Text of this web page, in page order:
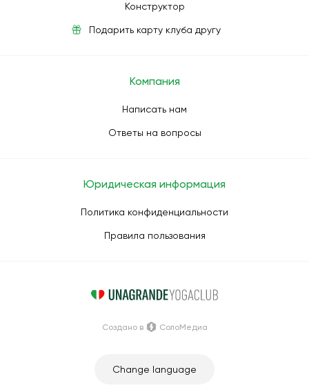
Конструктор
Подарить карту клуба другу
Компания
Написать нам
Ответы на вопросы
Юридическая информация
Политика конфиденциальности
Правила пользования
Change language
Создано в СолоМедиа